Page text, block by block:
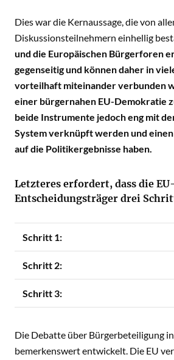
Dies war die Kernaussage, die von
Diskussionsteilnehmern einhellig
und die Europäischen Bürgerforen
gegenseitig und können daher in
vorteilhaft miteinander verbunden
einer bürgernahen EU-Demokratie
beide Instrumente jedoch eng mit
System verknüpft werden und
auf die Politikergebnisse haben.
Letzteres erfordert, dass die
Entscheidungsträger drei
Schritt 1:
Schritt 2:
Schritt 3:
Die Debatte über Bürgerbeteiligung
bemerkenswert entwickelt. Die EU